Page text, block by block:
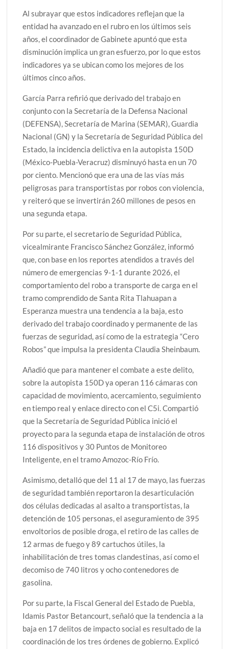
Al subrayar que estos indicadores reflejan que la
entidad ha avanzado en el rubro en los últimos seis
años, el coordinador de Gabinete apuntó que esta
disminución implica un gran esfuerzo, por lo que estos
indicadores ya se ubican como los mejores de los
últimos cinco años.
García Parra refirió que derivado del trabajo en
conjunto con la Secretaría de la Defensa Nacional
(DEFENSA), Secretaría de Marina (SEMAR), Guardia
Nacional (GN) y la Secretaría de Seguridad Pública del
Estado, la incidencia delictiva en la autopista 150D
(México-Puebla-Veracruz) disminuyó hasta en un 70
por ciento. Mencionó que era una de las vías más
peligrosas para transportistas por robos con violencia,
y reiteró que se invertirán 260 millones de pesos en
una segunda etapa.
Por su parte, el secretario de Seguridad Pública,
vicealmirante Francisco Sánchez González, informó
que, con base en los reportes atendidos a través del
número de emergencias 9-1-1 durante 2026, el
comportamiento del robo a transporte de carga en el
tramo comprendido de Santa Rita Tlahuapan a
Esperanza muestra una tendencia a la baja, esto
derivado del trabajo coordinado y permanente de las
fuerzas de seguridad, así como de la estrategia “Cero
Robos” que impulsa la presidenta Claudia Sheinbaum.
Añadió que para mantener el combate a este delito,
sobre la autopista 150D ya operan 116 cámaras con
capacidad de movimiento, acercamiento, seguimiento
en tiempo real y enlace directo con el C5i. Compartió
que la Secretaría de Seguridad Pública inició el
proyecto para la segunda etapa de instalación de otros
116 dispositivos y 30 Puntos de Monitoreo
Inteligente, en el tramo Amozoc-Río Frío.
Asimismo, detalló que del 11 al 17 de mayo, las fuerzas
de seguridad también reportaron la desarticulación
dos células dedicadas al asalto a transportistas, la
detención de 105 personas, el aseguramiento de 395
envoltorios de posible droga, el retiro de las calles de
12 armas de fuego y 89 cartuchos útiles, la
inhabilitación de tres tomas clandestinas, así como el
decomiso de 740 litros y ocho contenedores de
gasolina.
Por su parte, la Fiscal General del Estado de Puebla,
Idamis Pastor Betancourt, señaló que la tendencia a la
baja en 17 delitos de impacto social es resultado de la
coordinación de los tres órdenes de gobierno. Explicó